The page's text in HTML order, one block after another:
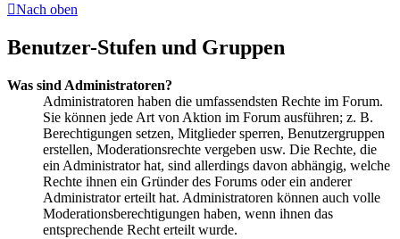
Nach oben
Benutzer-Stufen und Gruppen
Was sind Administratoren?
Administratoren haben die umfassendsten Rechte im Forum.
Sie können jede Art von Aktion im Forum ausführen; z. B.
Berechtigungen setzen, Mitglieder sperren, Benutzergruppen
erstellen, Moderationsrechte vergeben usw. Die Rechte, die
ein Administrator hat, sind allerdings davon abhängig, welche
Rechte ihnen ein Gründer des Forums oder ein anderer
Administrator erteilt hat. Administratoren können auch volle
Moderationsberechtigungen haben, wenn ihnen das
entsprechende Recht erteilt wurde.